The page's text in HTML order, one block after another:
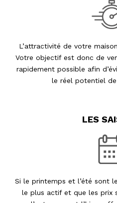
L’attractivité de votre
Votre objectif est donc de
rapidement possible afin
le réel potentiel
LES
Si le printemps et l’été sont
le plus actif et que les prix